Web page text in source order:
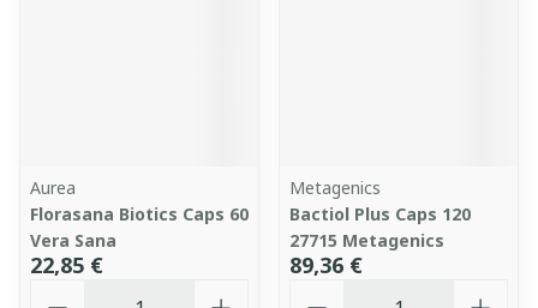
Aurea
Florasana Biotics Caps 60
Vera Sana
22,85 €
Metagenics
Bactiol Plus Caps 120
27715 Metagenics
89,36 €